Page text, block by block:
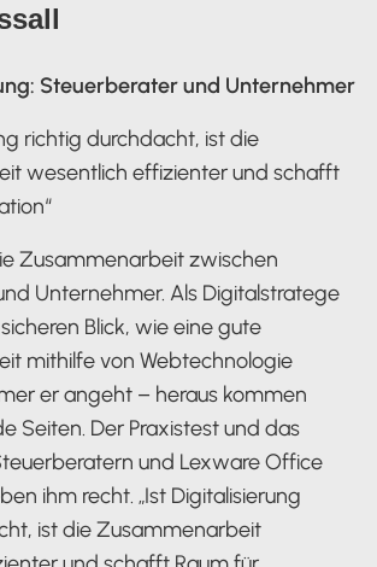
Steuerberater und Unternehmer
richtig durchdacht, ist die
wesentlich effizienter und schafft
Zusammenarbeit zwischen
Unternehmer. Als Digitalstratege
Blick, wie eine gute
mithilfe von Webtechnologie
er angeht – heraus kommen
Seiten. Der Praxistest und das
und Lexware Office
ihm recht. „Ist Digitalisierung
ist die Zusammenarbeit